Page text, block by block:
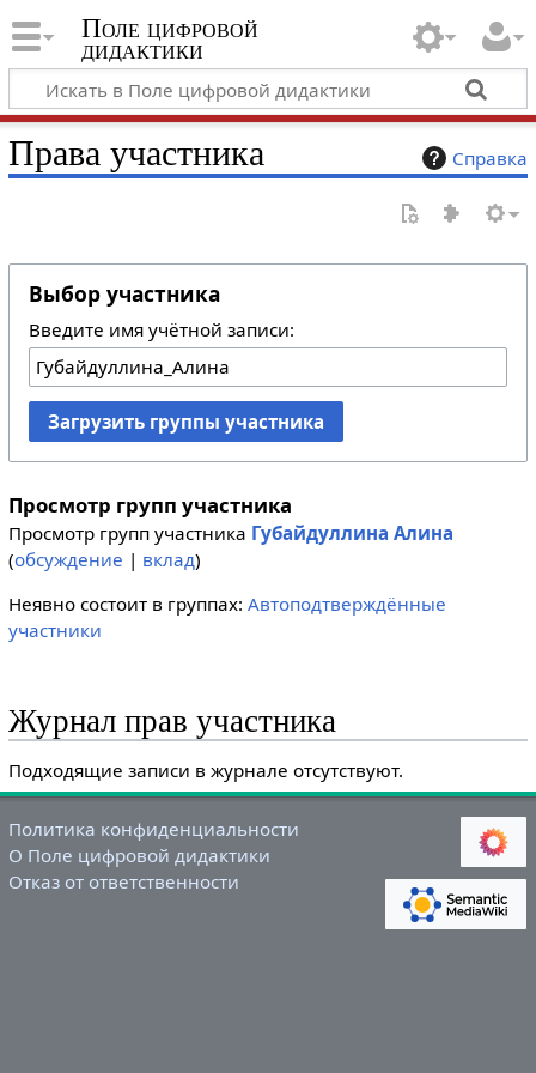
Поле цифровой
дидактики
Справка
Права участника
Выбор участника
Введите имя учётной записи:
Загрузить группы участника
Просмотр групп участника
Просмотр групп участника Губайдуллина Алина
(обсуждение | вклад)
Неявно состоит в группах: Автоподтверждённые
участники
Журнал прав участника
Подходящие записи в журнале отсутствуют.
Политика конфиденциальности
О Поле цифровой дидактики
Отказ от ответственности